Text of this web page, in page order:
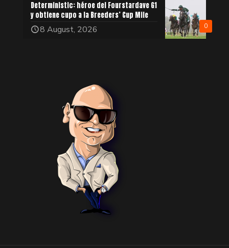
0
Deterministic: héroe del Fourstardave G1
y obtiene cupo a la Breeders’ Cup Mile
8 August, 2026